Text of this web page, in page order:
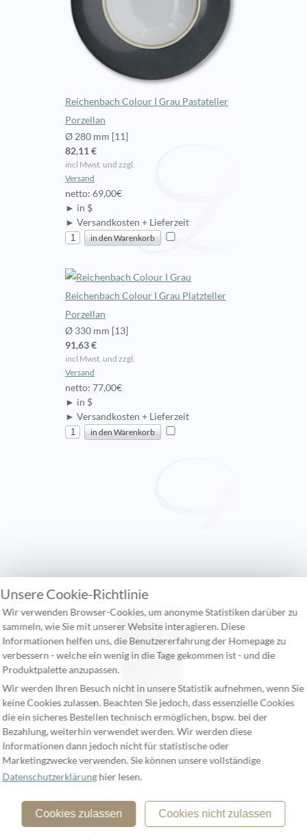
Reichenbach Colour I Grau Pastateller
Porzellan
Ø 280 mm [11]
82,11 €
incl Mwst. und zzgl.
Versand
netto: 69,00€
► in $
► Versandkosten + Lieferzeit
Reichenbach Colour I Grau Platzteller
Porzellan
Ø 330 mm [13]
91,63 €
incl Mwst. und zzgl.
Versand
netto: 77,00€
► in $
► Versandkosten + Lieferzeit
Reichenbach Colour I Grau Becher
H 100 mm [3⅞] Ø 80 mm [3⅛] Inhalt 0.22
38,08 €
Versand
netto: 32,00€
Unsere Cookie-Richtlinie
Wir verwenden Browser-Cookies, um anonyme Statistiken darüber zu
sammeln, wie Sie mit unserer Website interagieren. Diese
Informationen helfen uns, die Benutzererfahrung der Homepage zu
verbessern - welche ein wenig in die Tage gekommen ist - und die
Produktpalette anzupassen.
Wir werden Ihren Besuch nicht in unsere Statistik aufnehmen, wenn Sie
keine Cookies zulassen. Beachten Sie jedoch, dass essenzielle Cookies
die ein sicheres Bestellen technisch ermöglichen, bspw. bei der
Bezahlung, weiterhin verwendet werden. Wir werden diese
Informationen dann jedoch nicht für statistische oder
Marketingzwecke verwenden. Sie können unsere vollständige
Datenschutzerklärunghier lesen.
Cookies zulassen Cookies nicht zulassen